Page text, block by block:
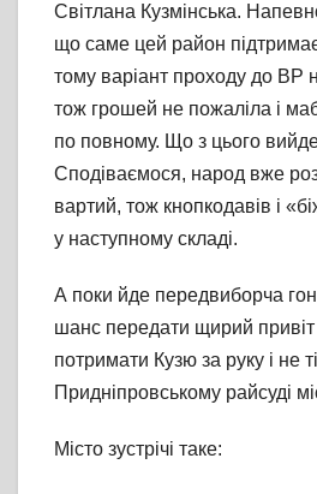
Світлана Кузмінська.
що саме цей район
тому варіант проходу до ВР
тож грошей не пожаліла і
по повному. Що з цього
Сподіваємося, народ вже
вартий, тож кнопкодавів і
у наступному складі.
А поки йде передвиборча
шанс передати щирий привіт
потримати Кузю за руку і не
Придніпровському райсуді
Місто зустрічі таке: